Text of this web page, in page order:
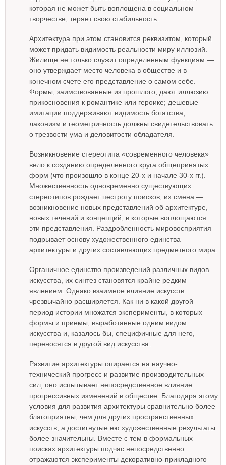
которая не может быть воплощена в социальном
творчестве, теряет свою стабильность.
Архитектура при этом становится реквизитом, который
может придать видимость реальности миру иллюзий.
Жилище не только служит определенным функциям —
оно утверждает место человека в обществе и в
конечном счете его представление о самом себе.
Формы, заимствованные из прошлого, дают иллюзию
прикосновения к романтике или героике; дешевые
имитации поддерживают видимость богатства;
лаконизм и геометричность должны свидетельствовать
о трезвости ума и деловитости обладателя.
Возникновение стереотипа «современного человека»
вело к созданию определенного круга общепринятых
форм (что произошло в конце 20-х и начале 30-х гг.).
Множественность одновременно существующих
стереотипов рождает пестроту поисков, их смена —
возникновение новых представлений об архитектуре,
новых течений и концепций, в которые воплощаются
эти представления. Раздробленность мировосприятия
подрывает основу художественного единства
архитектуры и других составляющих предметного мира.
Органичное единство произведений различных видов
искусства, их синтез становятся крайне редким
явлением. Однако взаимное влияние искусств
чрезвычайно расширяется. Как ни в какой другой
период истории множатся эксперименты, в которых
формы и приемы, выработанные одним видом
искусства и, казалось бы, специфичные для него,
переносятся в другой вид искусства.
Развитие архитектуры опирается на научно-
технический прогресс и развитие производительных
сил, оно испытывает непосредственное влияние
прогрессивных изменений в обществе. Благодаря этому
условия для развития архитектуры сравнительно более
благоприятны, чем для других пространственных
искусств, а достигнутые ею художественные результаты
более значительны. Вместе с тем в формальных
поисках архитектуры подчас непосредственно
отражаются эксперименты декоративно-прикладного